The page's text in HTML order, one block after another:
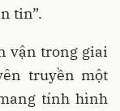
tin”.
vận trong giai
truyền một
tính hình